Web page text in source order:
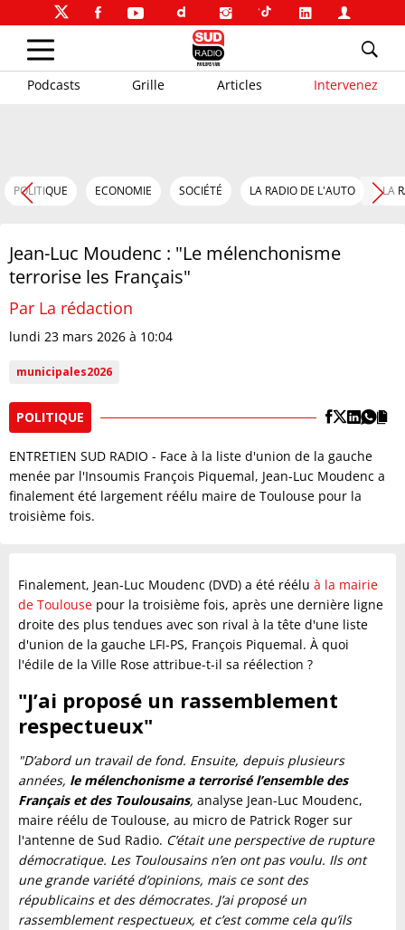
Podcasts Grille Articles Intervenez
POLITIQUE ECONOMIE SOCIÉTÉ LA RADIO DE L'AUTO LA
Jean-Luc Moudenc : "Le mélenchonisme
terrorise les Français"
Par La rédaction
lundi 23 mars 2026 à 10:04
municipales2026
POLITIQUE
ENTRETIEN SUD RADIO - Face à la liste d'union de la gauche
menée par l'Insoumis François Piquemal, Jean-Luc Moudenc a
finalement été largement réélu maire de Toulouse pour la
troisième fois.
Finalement, Jean-Luc Moudenc (DVD) a été réélu à la mairie
de Toulouse pour la troisième fois, après une dernière ligne
droite des plus tendues avec son rival à la tête d'une liste
d'union de la gauche LFI-PS, François Piquemal. À quoi
l'édile de la Ville Rose attribue-t-il sa réélection ?
"J’ai proposé un rassemblement
respectueux"
"D’abord un travail de fond. Ensuite, depuis plusieurs
années, le mélenchonisme a terrorisé l’ensemble des
Français et des Toulousains, analyse Jean-Luc Moudenc,
maire réélu de Toulouse, au micro de Patrick Roger sur
l'antenne de Sud Radio. C’était une perspective de rupture
démocratique. Les Toulousains n’en ont pas voulu. Ils ont
une grande variété d’opinions, mais ce sont des
républicains et des démocrates. J’ai proposé un
rassemblement respectueux, et c’est comme cela qu’ils